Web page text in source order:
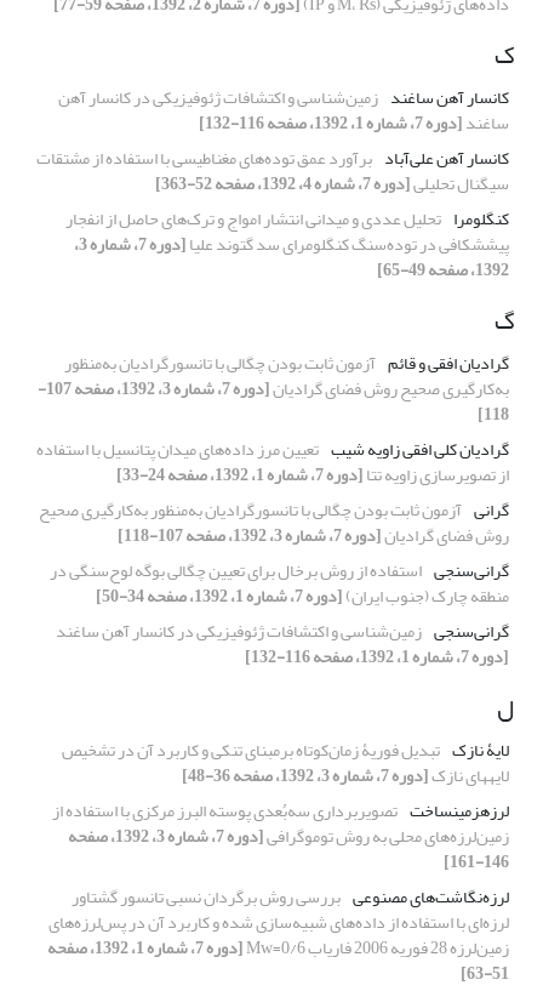
ک
کانسار آهن ساغند زمین‌شناسی و اکتشافات ژئوفیزیکی در کانسار آهن
ساغند[دوره 7، شماره 1، 1392، صفحه 116-132]
کانسار آهن علی‌آباد برآورد عمق توده‌‌های مغناطیسی با استفاده از مشتقات
سیگنال تحلیلی[دوره 7، شماره 4، 1392، صفحه 52-363]
کنگلومرا تحلیل عددی و میدانی انتشار امواج و ترک‌های حاصل از انفجار
پیش‏شکافی در توده‌سنگ کنگلومرای سد گتوند علیا [دوره 7، شماره 3،
1392، صفحه 49-65]
گ
گرادیان افقی و قائم آزمون ثابت بودن چگالی با تانسورگرادیان به‌منظور
به‌کارگیری صحیح روش فضای گرادیان [دوره 7، شماره 3، 1392، صفحه 107-
118]
گرادیان کلی افقی زاویه شیب تعیین مرز داده‌های میدان پتانسیل با استفاده
از تصویرسازی زاویه تتا[دوره 7، شماره 1، 1392، صفحه 24-33]
گرانی آزمون ثابت بودن چگالی با تانسورگرادیان به‌منظور به‌کارگیری صحیح
روش فضای گرادیان[دوره 7، شماره 3، 1392، صفحه 107-118]
گرانی‌سنجی استفاده از روش برخال‌‌ برای تعیین چگالی بوگه لوح‌سنگی در
منطقه چارک (جنوب ایران)[دوره 7، شماره 1، 1392، صفحه 34-50]
گرانی‌سنجی زمین‌شناسی و اکتشافات ژئوفیزیکی در کانسار آهن ساغند
[دوره 7، شماره 1، 1392، صفحه 116-132]
ل
لایۀ نازک تبدیل فوریۀ زمان‌کوتاه برمبنای تنکی و کاربرد آن در تشخیص
لایه‏های نازک[دوره 7، شماره 3، 1392، صفحه 36-48]
لرزه­زمین­ساخت تصویربرداری سه‌بُعدی پوسته البرز مرکزی با استفاده از
زمین‌لرزه‌های محلی به روش توموگرافی [دوره 7، شماره 3، 1392، صفحه
146-161]
لرزه‌نگاشت‌های مصنوعی بررسی روش برگردان نسبی تانسور گشتاور
لرزه‌ای با استفاده از داده‌های شبیه‌سازی شده و کاربرد آن در پس‌لرزه‌‌‌های
زمین‌لرزه‌ 28 فوریه 2006 فاریاب 0/6=Mw [دوره 7، شماره 1، 1392، صفحه
51-63]